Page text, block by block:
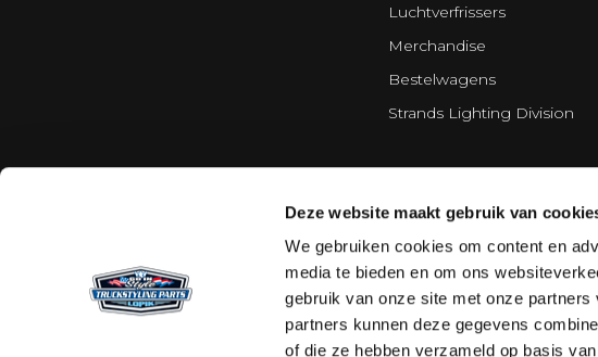
Deze website maakt gebruik van
We gebruiken cookies om content en
media te bieden en om ons
gebruik van onze site met onze
partners kunnen deze gegevens
of die ze hebben verzameld op basis
Luchtverfrissers
Merchandise
Bestelwagens
Strands Lighting Division